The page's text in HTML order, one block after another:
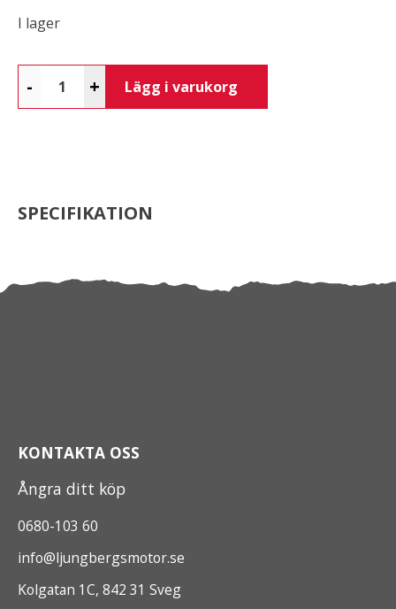
I lager
- + Lägg i varukorg
SPECIFIKATION
KONTAKTA OSS
Ångra ditt köp
0680-103 60
info@ljungbergsmotor.se
Kolgatan 1C, 842 31 Sveg